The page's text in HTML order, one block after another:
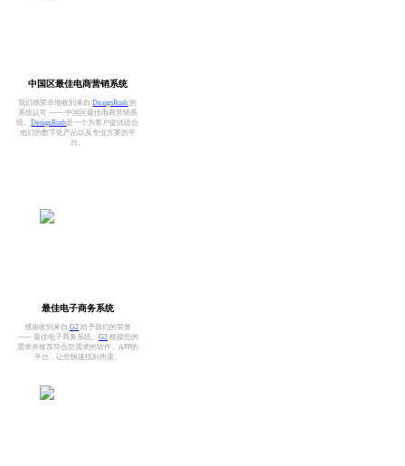
中国区最佳电商营销系统
我们很荣幸地收到来自DesignRush 的
系统认可 —— 中国区最佳电商营销系
统。DesignRush是一个为客户提供适合
他们的数字化产品以及专业方案的平
台。
最佳电子商务系统
感谢收到来自 G2给予我们的荣誉
—— 最佳电子商务系统。 G2根据您的
需求并推荐符合您需求的软件、APP的
平台，让您快速找到所需。